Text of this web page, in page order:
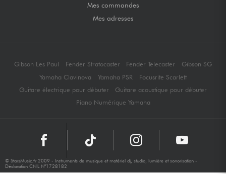
Mes commandes
Mes adresses
Gibson Les Paul Fender Stratocaster Fender Telecaster
Gibson SG
Yamaha Clavinova
Yamaha PSR
Focusrite Scarlett
Guitare électrique pour débuter
Guitare acoustique pour débuter
Piano Numérique Yamaha
© StarsMusic.fr 2009 - Instruments de musique et matériel dj, studio, lumière et sonorisation -
Déclaration CNIL N°1728182